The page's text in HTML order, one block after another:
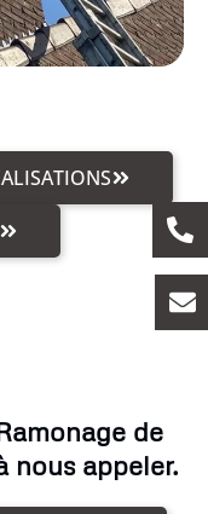
de
nous appeler.